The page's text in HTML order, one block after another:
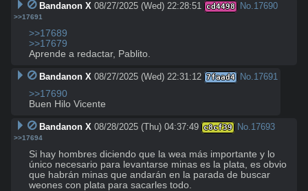
Bandanon X 08/27/2025 (Wed) 22:28:51 cd4498 No.17690
>>17691
>>17689
>>17679
Aprende a redactar, Pablito.
Bandanon X 08/27/2025 (Wed) 22:31:12 7faad4 No.17691
>>17690
Buen Hilo Vicente
Bandanon X 08/28/2025 (Thu) 04:37:49 c8cf39 No.17693
>>17694
Si hay hombres diciendo que la wea más importante y lo
único necesario para levantarse minas es la plata, es obvio
que habrán minas que andarán en la parada de buscar
weones con plata para sacarles todo.